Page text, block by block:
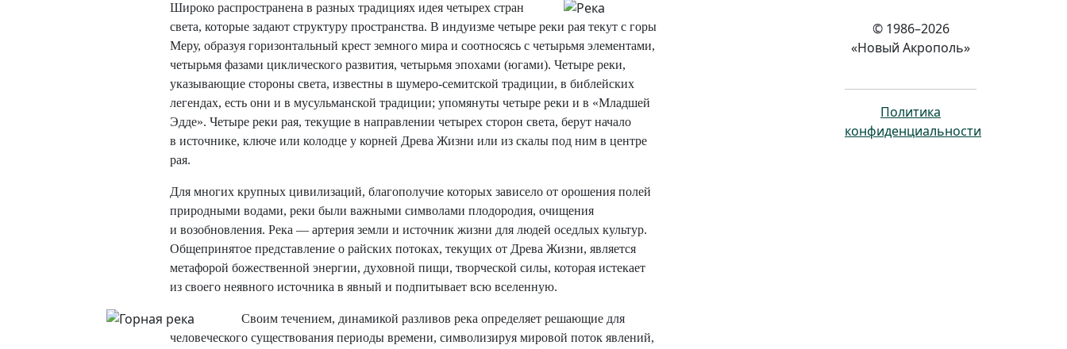
Широко распространена в разных традициях идея четырех стран
света, которые задают структуру пространства. В индуизме четыре реки рая текут с горы
Меру, образуя горизонтальный крест земного мира и соотносясь с четырьмя элементами,
четырьмя фазами циклического развития, четырьмя эпохами (югами). Четыре реки,
указывающие стороны света, известны в шумеро-семитской традиции, в библейских
легендах, есть они и в мусульманской традиции; упомянуты четыре реки и в «Младшей
Эдде». Четыре реки рая, текущие в направлении четырех сторон света, берут начало
в источнике, ключе или колодце у корней Древа Жизни или из скалы под ним в центре
рая.
Для многих крупных цивилизаций, благополучие которых зависело от орошения полей
природными водами, реки были важными символами плодородия, очищения
и возобновления. Река — артерия земли и источник жизни для людей оседлых культур.
Общепринятое представление о райских потоках, текущих от Древа Жизни, является
метафорой божественной энергии, духовной пищи, творческой силы, которая истекает
из своего неявного источника в явный и подпитывает всю вселенную.
Своим течением, динамикой разливов река определяет решающие для
человеческого существования периоды времени, символизируя мировой поток явлений,
© 1986–2026
«Новый Акрополь»
Политика
конфиденциальности